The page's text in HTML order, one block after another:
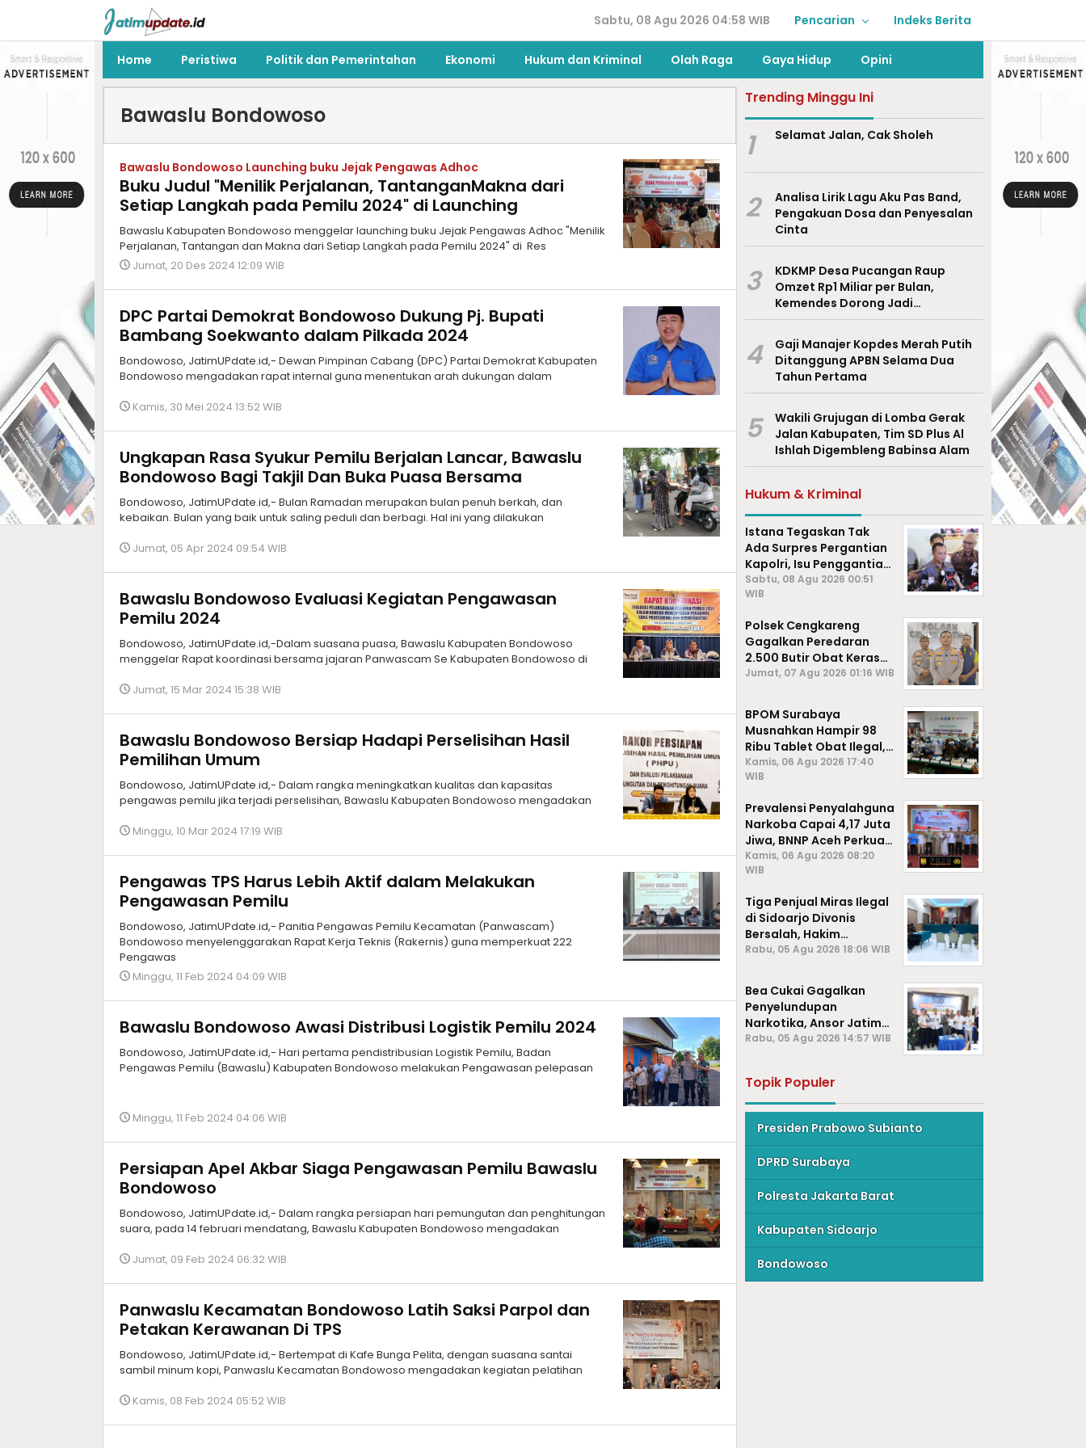
Sabtu, 08 Agu 2026 04:58 WIB Pencarian Indeks Berita
Home Peristiwa Politik dan Pemerintahan Ekonomi Hukum dan Kriminal Olah Raga Gaya Hidup Opini
Bawaslu Bondowoso
Bawaslu Bondowoso Launching buku Jejak Pengawas Adhoc
Buku Judul "Menilik Perjalanan, TantanganMakna dari
Setiap Langkah pada Pemilu 2024" di Launching
Bawaslu Kabupaten Bondowoso menggelar launching buku Jejak Pengawas Adhoc "Menilik
Perjalanan, Tantangan dan Makna dari Setiap Langkah pada Pemilu 2024" di Res
Jumat, 20 Des 2024 12:09 WIB
DPC Partai Demokrat Bondowoso Dukung Pj. Bupati
Bambang Soekwanto dalam Pilkada 2024
Bondowoso, JatimUPdate.id,- Dewan Pimpinan Cabang (DPC) Partai Demokrat Kabupaten
Bondowoso mengadakan rapat internal guna menentukan arah dukungan dalam
Kamis, 30 Mei 2024 13:52 WIB
Ungkapan Rasa Syukur Pemilu Berjalan Lancar, Bawaslu
Bondowoso Bagi Takjil Dan Buka Puasa Bersama
Bondowoso, JatimUPdate.id,- Bulan Ramadan merupakan bulan penuh berkah, dan
kebaikan. Bulan yang baik untuk saling peduli dan berbagi. Hal ini yang dilakukan
Jumat, 05 Apr 2024 09:54 WIB
Bawaslu Bondowoso Evaluasi Kegiatan Pengawasan
Pemilu 2024
Bondowoso, JatimUPdate.id,-Dalam suasana puasa, Bawaslu Kabupaten Bondowoso
menggelar Rapat koordinasi bersama jajaran Panwascam Se Kabupaten Bondowoso di
Jumat, 15 Mar 2024 15:38 WIB
Bawaslu Bondowoso Bersiap Hadapi Perselisihan Hasil
Pemilihan Umum
Bondowoso, JatimUPdate.id,- Dalam rangka meningkatkan kualitas dan kapasitas
pengawas pemilu jika terjadi perselisihan, Bawaslu Kabupaten Bondowoso mengadakan
Minggu, 10 Mar 2024 17:19 WIB
Pengawas TPS Harus Lebih Aktif dalam Melakukan
Pengawasan Pemilu
Bondowoso, JatimUPdate.id,- Panitia Pengawas Pemilu Kecamatan (Panwascam)
Bondowoso menyelenggarakan Rapat Kerja Teknis (Rakernis) guna memperkuat 222
Pengawas
Minggu, 11 Feb 2024 04:09 WIB
Bawaslu Bondowoso Awasi Distribusi Logistik Pemilu 2024
Bondowoso, JatimUPdate.id,- Hari pertama pendistribusian Logistik Pemilu, Badan
Pengawas Pemilu (Bawaslu) Kabupaten Bondowoso melakukan Pengawasan pelepasan
Minggu, 11 Feb 2024 04:06 WIB
Persiapan Apel Akbar Siaga Pengawasan Pemilu Bawaslu
Bondowoso
Bondowoso, JatimUPdate.id,- Dalam rangka persiapan hari pemungutan dan penghitungan
suara, pada 14 februari mendatang, Bawaslu Kabupaten Bondowoso mengadakan
Jumat, 09 Feb 2024 06:32 WIB
Panwaslu Kecamatan Bondowoso Latih Saksi Parpol dan
Petakan Kerawanan Di TPS
Bondowoso, JatimUPdate.id,- Bertempat di Kafe Bunga Pelita, dengan suasana santai
sambil minum kopi, Panwaslu Kecamatan Bondowoso mengadakan kegiatan pelatihan
Kamis, 08 Feb 2024 05:52 WIB
Trending Minggu Ini
1 Selamat Jalan, Cak Sholeh
2
Analisa Lirik Lagu Aku Pas Band,
Pengakuan Dosa dan Penyesalan
Cinta
3
KDKMP Desa Pucangan Raup
Omzet Rp1 Miliar per Bulan,
Kemendes Dorong Jadi
Percontohan Nasional
4
Gaji Manajer Kopdes Merah Putih
Ditanggung APBN Selama Dua
Tahun Pertama
5
Wakili Grujugan di Lomba Gerak
Jalan Kabupaten, Tim SD Plus Al
Ishlah Digembleng Babinsa Alam
Hukum & Kriminal
Istana Tegaskan Tak
Ada Surpres Pergantian
Kapolri, Isu Penggantian
Listyo Sigit Dipastikan
Hoaks
Sabtu, 08 Agu 2026 00:51
WIB
Polsek Cengkareng
Gagalkan Peredaran
2.500 Butir Obat Keras
Daftar G, Satu Pengedar
Jumat, 07 Agu 2026 01:16 WIB
BPOM Surabaya
Musnahkan Hampir 98
Ribu Tablet Obat Ilegal,
Cegah Penyalahgunaan
di Kalangan Pelajar
Kamis, 06 Agu 2026 17:40
WIB
Prevalensi Penyalahguna
Narkoba Capai 4,17 Juta
Jiwa, BNNP Aceh Perkuat
P4GN di Subulussalam
Kamis, 06 Agu 2026 08:20
WIB
Tiga Penjual Miras Ilegal
di Sidoarjo Divonis
Bersalah, Hakim
Jatuhkan Denda hingga
Rabu, 05 Agu 2026 18:06 WIB
Bea Cukai Gagalkan
Penyelundupan
Narkotika, Ansor Jatim
Negara Tak Kalah dari
Rabu, 05 Agu 2026 14:57 WIB
Topik Populer
Presiden Prabowo Subianto
DPRD Surabaya
Polresta Jakarta Barat
Kabupaten Sidoarjo
Bondowoso